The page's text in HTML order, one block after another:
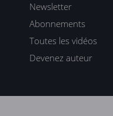
Newsletter
Abonnements
Toutes les vidéos
Devenez auteur